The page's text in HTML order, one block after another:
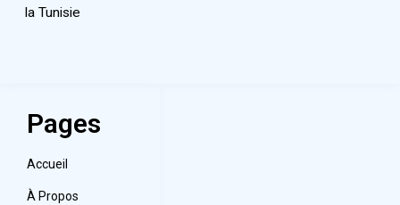
la Tunisie
Pages
Accueil
À Propos